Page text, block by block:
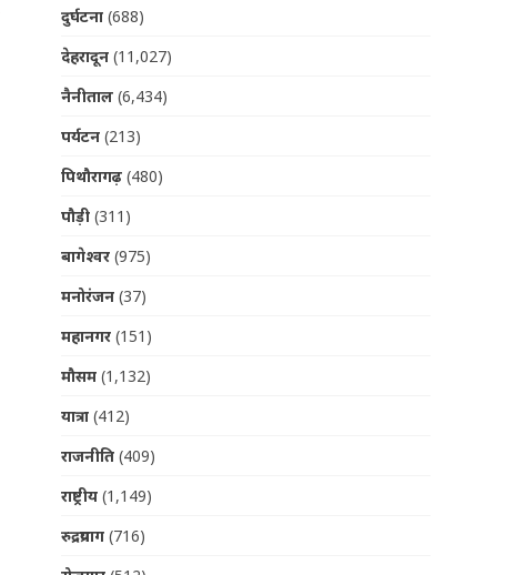
दुर्घटना(688)
देहरादून(11,027)
नैनीताल(6,434)
पर्यटन(213)
पिथौरागढ़(480)
पौड़ी(311)
बागेश्वर(975)
मनोरंजन(37)
महानगर(151)
मौसम(1,132)
यात्रा(412)
राजनीति(409)
राष्ट्रीय(1,149)
रुद्रप्रयाग(716)